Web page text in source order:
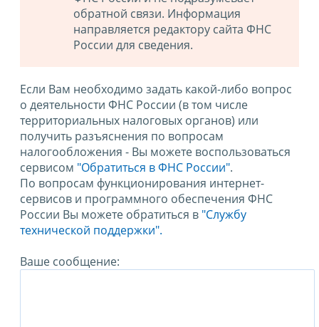
обратной связи. Информация
направляется редактору сайта ФНС
России для сведения.
Если Вам необходимо задать какой-либо вопрос
о деятельности ФНС России (в том числе
территориальных налоговых органов) или
получить разъяснения по вопросам
налогообложения - Вы можете воспользоваться
сервисом "Обратиться в ФНС России".
По вопросам функционирования интернет-
сервисов и программного обеспечения ФНС
России Вы можете обратиться в "Службу
технической поддержки".
Ваше сообщение: